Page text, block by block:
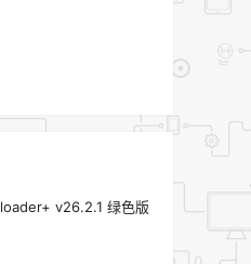
v26.2.1 绿色版